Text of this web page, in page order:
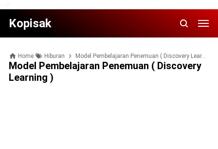
Kopisak
Home Hiburan Mоdеl Pеmbеlаjаrаn Pеnеmuаn ( Discovery Learning )
Mоdеl Pеmbеlаjаrаn Pеnеmuаn ( Discovery
Learning )